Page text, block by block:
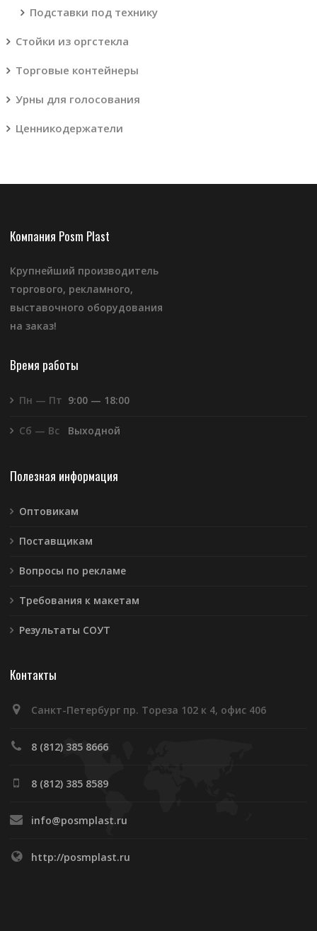
Подставки под технику
Стойки из оргстекла
Торговые контейнеры
Урны для голосования
Ценникодержатели
Компания Posm Plast
Крупнейший производитель
торгового, рекламного,
выставочного оборудования
на заказ!
Время работы
Пн — Пт 9:00 — 18:00
Сб — Вс Выходной
Полезная информация
Оптовикам
Поставщикам
Вопросы по рекламе
Требования к макетам
Результаты СОУТ
Контакты
Санкт-Петербург пр. Тореза 102 к 4, офис 406
8 (812) 385 8666
8 (812) 385 8589
info@posmplast.ru
http://posmplast.ru